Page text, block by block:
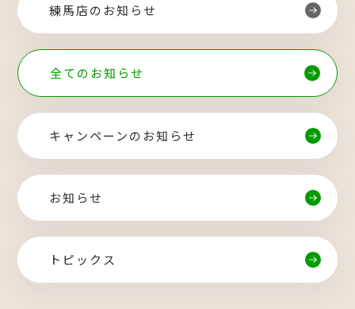
練馬店のお知らせ
全てのお知らせ
キャンペーンのお知らせ
お知らせ
トピックス